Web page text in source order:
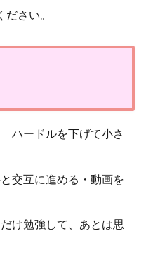
さい。
ードルを下げて小さ
互に進める・動画を
勉強して、あとは思